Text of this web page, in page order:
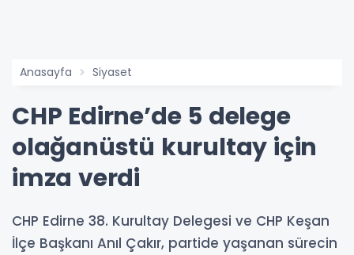
Anasayfa Siyaset
CHP Edirne’de 5 delege
olağanüstü kurultay için
imza verdi
CHP Edirne 38. Kurultay Delegesi ve CHP Keşan
İlçe Başkanı Anıl Çakır, partide yaşanan sürecin